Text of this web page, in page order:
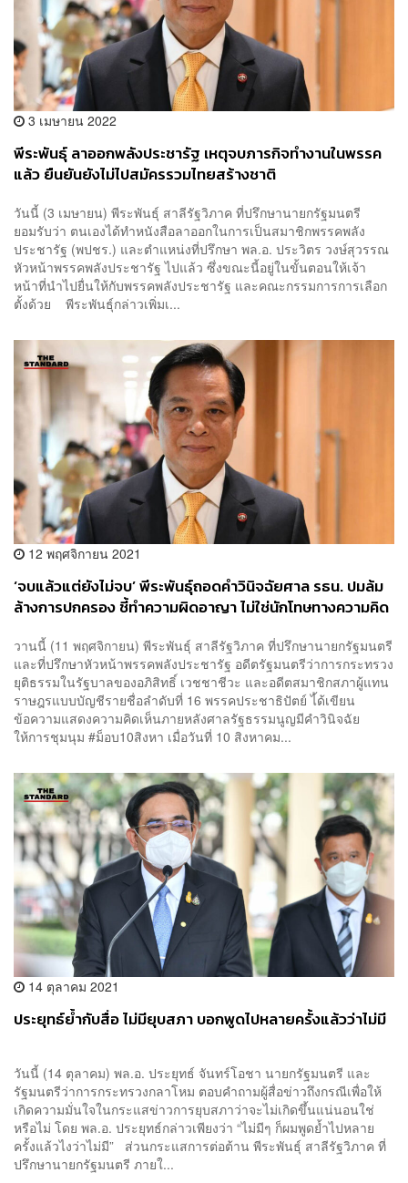
3 เมษายน 2022
พีระพันธุ์ ลาออกพลังประชารัฐ เหตุจบภารกิจทำงานในพรรค
แล้ว ยืนยันยังไม่ไปสมัครรวมไทยสร้างชาติ
วันนี้ (3 เมษายน) พีระพันธุ์ สาลีรัฐวิภาค ที่ปรึกษานายกรัฐมนตรี
ยอมรับว่า ตนเองได้ทำหนังสือลาออกในการเป็นสมาชิกพรรคพลัง
ประชารัฐ (พปชร.) และตำแหน่งที่ปรึกษา พล.อ. ประวิตร วงษ์สุวรรณ
หัวหน้าพรรคพลังประชารัฐ ไปแล้ว ซึ่งขณะนี้อยู่ในขั้นตอนให้เจ้า
หน้าที่นำไปยื่นให้กับพรรคพลังประชารัฐ และคณะกรรมการการเลือก
ตั้งด้วย พีระพันธุ์กล่าวเพิ่มเ...
12 พฤศจิกายน 2021
‘จบแล้วแต่ยังไม่จบ’ พีระพันธุ์ถอดคำวินิจฉัยศาล รธน. ปมล้ม
ล้างการปกครอง ชี้ทำความผิดอาญา ไม่ใช่นักโทษทางความคิด
วานนี้ (11 พฤศจิกายน) พีระพันธุ์ สาลีรัฐวิภาค ที่ปรึกษานายกรัฐมนตรี
และที่ปรึกษาหัวหน้าพรรคพลังประชารัฐ อดีตรัฐมนตรีว่าการกระทรวง
ยุติธรรมในรัฐบาลของอภิสิทธิ์ เวชชาชีวะ และอดีตสมาชิกสภาผู้แทน
ราษฎรแบบบัญชีรายชื่อลำดับที่ 16 พรรคประชาธิปัตย์ ไ้ด้เขียน
ข้อความแสดงความคิดเห็นภายหลังศาลรัฐธรรมนูญมีคำวินิจฉัย
ให้การชุมนุม #ม็อบ10สิงหา เมื่อวันที่ 10 สิงหาคม...
14 ตุลาคม 2021
ประยุทธ์ย้ำกับสื่อ ไม่มียุบสภา บอกพูดไปหลายครั้งแล้วว่าไม่มี
วันนี้ (14 ตุลาคม) พล.อ. ประยุทธ์ จันทร์โอชา นายกรัฐมนตรี และ
รัฐมนตรีว่าการกระทรวงกลาโหม ตอบคำถามผู้สื่อข่าวถึงกรณีเพื่อให้
เกิดความมั่นใจในกระแสข่าวการยุบสภาว่าจะไม่เกิดขึ้นแน่นอนใช่
หรือไม่ โดย พล.อ. ประยุทธ์กล่าวเพียงว่า “ไม่มีๆ ก็ผมพูดย้ำไปหลาย
ครั้งแล้วไงว่าไม่มี” ส่วนกระแสการต่อต้าน พีระพันธุ์ สาลีรัฐวิภาค ที่
ปรึกษานายกรัฐมนตรี ภายใ...